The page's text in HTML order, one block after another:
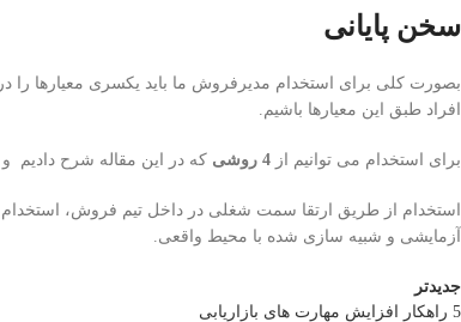
سخن پایانی
بصورت کلی برای استخدام مدیرفروش ما باید یکسری معیارها را
افراد طبق این معیارها باشیم.
برای استخدام می توانیم از 4 روشی که در این مقاله شرح دادیم
استخدام از طریق ارتقا سمت شغلی در داخل تیم فروش،
آزمایشی و شبیه سازی شده با محیط واقعی.
جدیدتر
5 راهکار افزایش مهارت های بازاریابی